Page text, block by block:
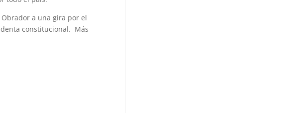
a una gira por el
constitucional. Más